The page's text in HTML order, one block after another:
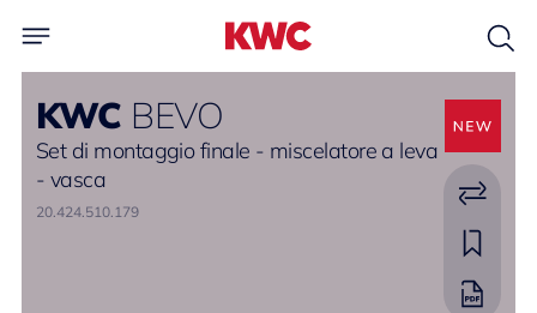
KWC BEVO
Set di montaggio finale - miscelatore a leva
- vasca
20.424.510.179